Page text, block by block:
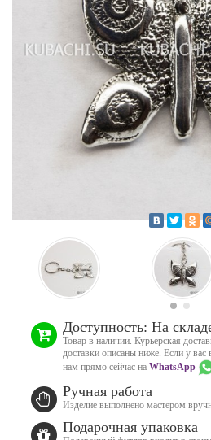
Доступность: На
Товар в наличии. Курьерская
доставки описаны ниже. Если у
нам прямо сейчас на WhatsApp
Ручная работа
Изделие выполнено мастером
Подарочная упаковка